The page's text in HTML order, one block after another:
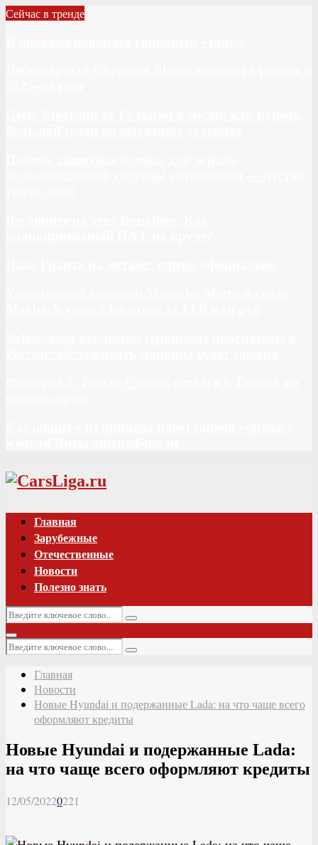
Сейчас в тренде
Vk
Главная
Зарубежные
Отечественные
Новости
Полезно знать
Искать:
Поиск
Основное
меню
Искать:
Поиск
Главная
Новости
Новые Hyundai и подержанные Lada: на что чаще всего
оформляют кредиты
Новые Hyundai и подержанные Lada:
на что чаще всего оформляют кредиты
12/05/20220221